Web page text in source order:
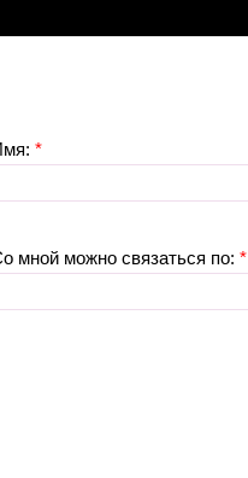
*
мной можно связаться по:*